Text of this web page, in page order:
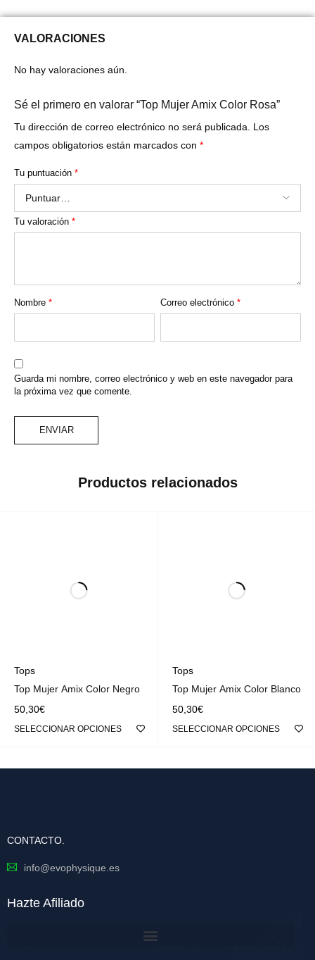
VALORACIONES
No hay valoraciones aún.
Sé el primero en valorar “Top Mujer Amix Color Rosa”
Tu dirección de correo electrónico no será publicada.
Los
campos obligatorios están marcados con *
Tu puntuación *
Tu valoración *
Nombre * Correo electrónico*
Guarda mi nombre, correo electrónico y web en este navegador para
la próxima vez que comente.
Productos relacionados
Tops
Top Mujer Amix Color Negro
50,30€
SELECCIONAR OPCIONES
Tops
Top Mujer Amix Color Blanco
50,30€
SELECCIONAR OPCIONES
CONTACTO.
info@evophysique.es
Hazte Afiliado